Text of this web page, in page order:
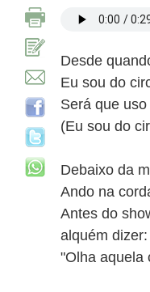
Desde
Eu sou do
Será que
(Eu sou do
Debaixo da
Ando na
Antes do
alquém dizer:
"Olha aquela